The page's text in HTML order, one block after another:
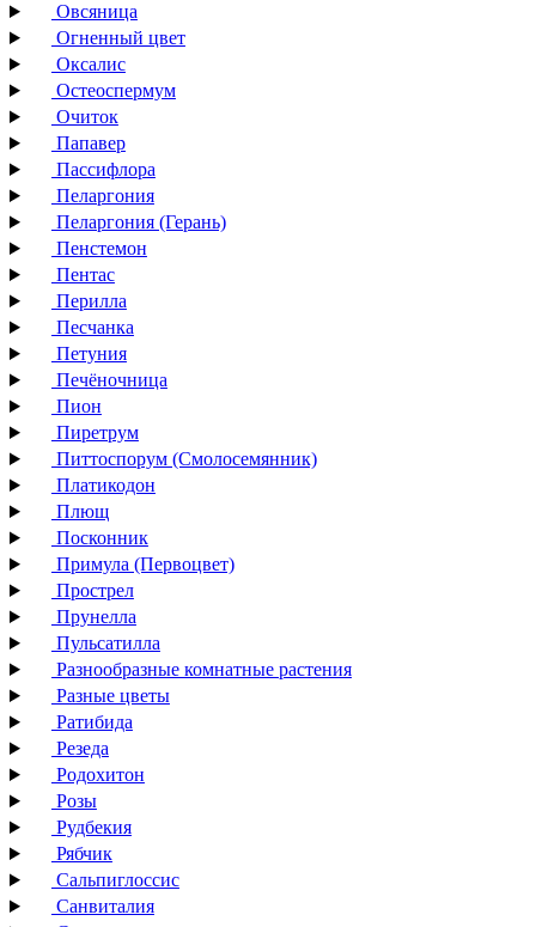
Овсяница
Огненный цвет
Оксалис
Остеоспермум
Очиток
Папавер
Пассифлора
Пеларгония
Пеларгония (Герань)
Пенстемон
Пентас
Перилла
Песчанка
Петуния
Печёночница
Пион
Пиретрум
Питтоспорум (Смолосемянник)
Платикодон
Плющ
Посконник
Примула (Первоцвет)
Прострел
Прунелла
Пульсатилла
Разнообразные комнатные растения
Разные цветы
Ратибида
Резеда
Родохитон
Розы
Рудбекия
Рябчик
Сальпиглоссис
Санвиталия